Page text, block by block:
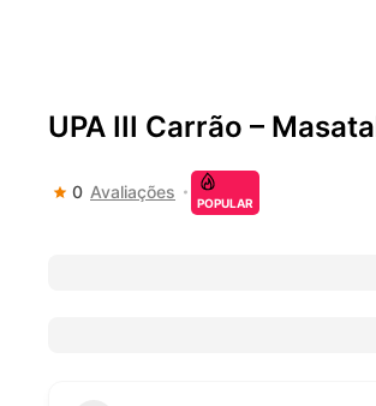
UPA III Carrão –
0 Avaliações
POPULAR